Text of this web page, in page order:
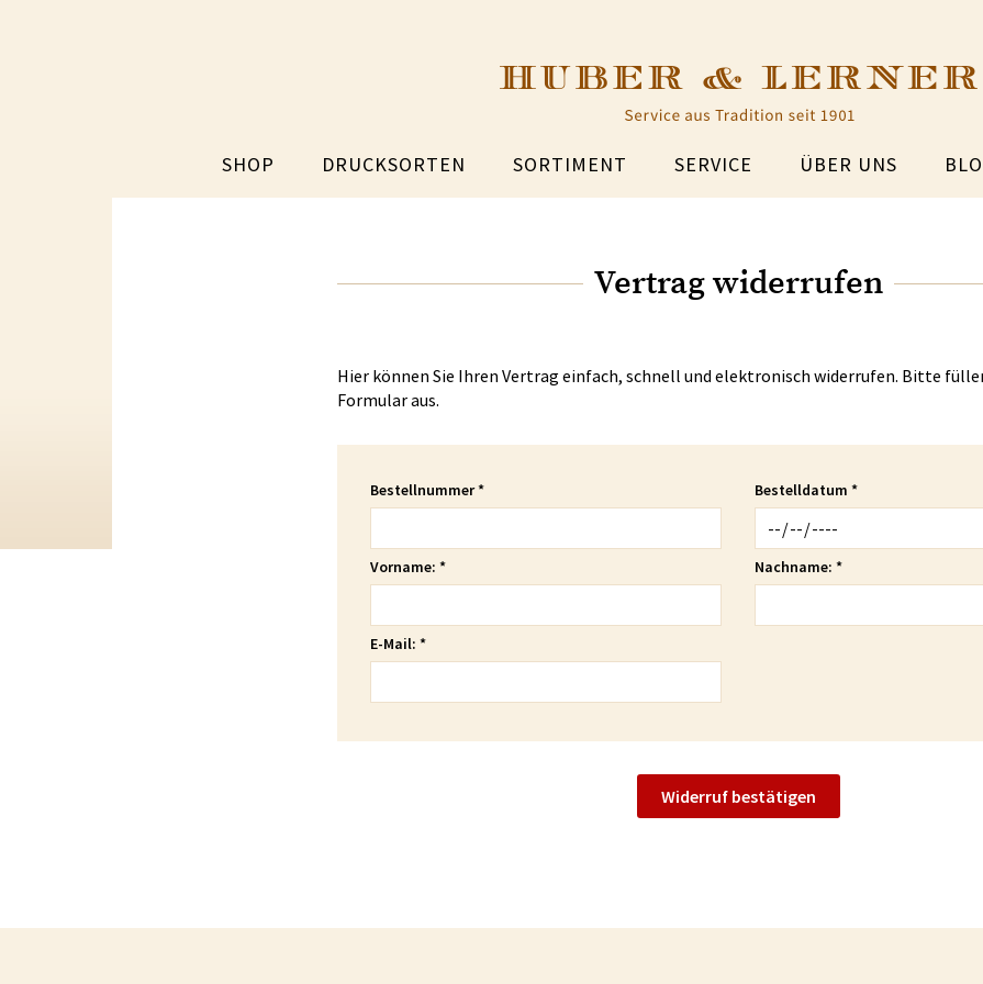
SHOP DRUCKSORTEN SORTIMENT SERVICE ÜBER UNS
Vertrag widerrufen
Hier können Sie Ihren Vertrag einfach, schnell und elektronisch widerrufen. Bitte
Formular aus.
Bestellnummer* Bestelldatum *
Vorname: * Nachname: *
E-Mail: *
Widerruf bestätigen